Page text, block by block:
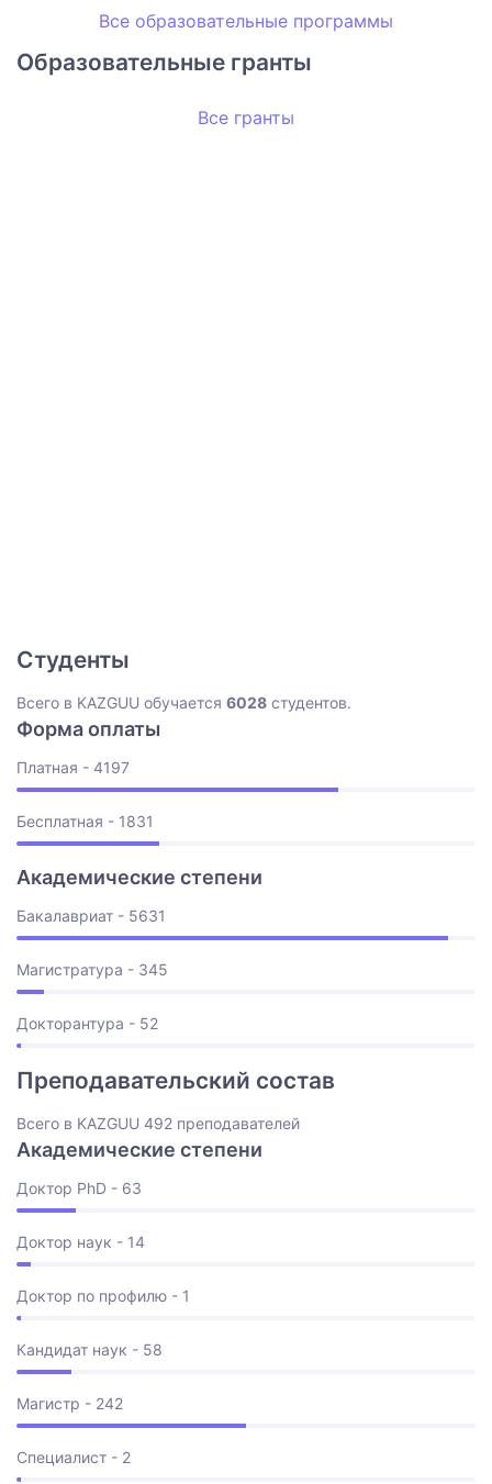
Все образовательные программы
Образовательные гранты
Все гранты
Студенты
Всего в KAZGUU обучается 6028 студентов.
Форма оплаты
Платная - 4197
Бесплатная - 1831
Академические степени
Бакалавриат - 5631
Магистратура - 345
Докторантура - 52
Преподавательский состав
Всего в KAZGUU 492 преподавателей
Академические степени
Доктор PhD - 63
Доктор наук - 14
Доктор по профилю - 1
Кандидат наук - 58
Магистр - 242
Специалист - 2